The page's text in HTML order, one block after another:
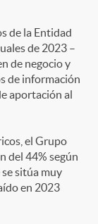
de la Entidad
de 2023 –
de negocio y
de información
aportación al
el Grupo
del 44% según
sitúa muy
en 2023